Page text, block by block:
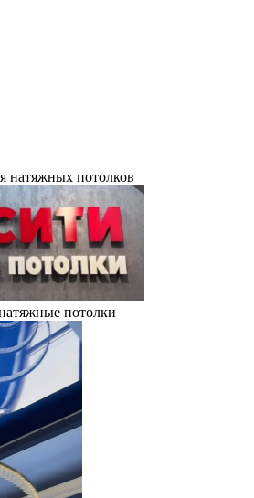
натяжных потолков
потолки